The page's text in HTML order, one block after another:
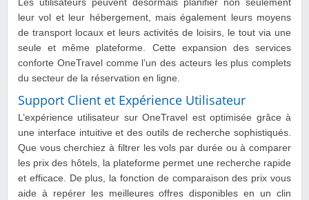
Les utilisateurs peuvent désormais planifier non seulement
leur vol et leur hébergement, mais également leurs moyens
de transport locaux et leurs activités de loisirs, le tout via une
seule et même plateforme. Cette expansion des services
conforte OneTravel comme l’un des acteurs les plus complets
du secteur de la réservation en ligne.
Support Client et Expérience Utilisateur
L’expérience utilisateur sur OneTravel est optimisée grâce à
une interface intuitive et des outils de recherche sophistiqués.
Que vous cherchiez à filtrer les vols par durée ou à comparer
les prix des hôtels, la plateforme permet une recherche rapide
et efficace. De plus, la fonction de comparaison des prix vous
aide à repérer les meilleures offres disponibles en un clin